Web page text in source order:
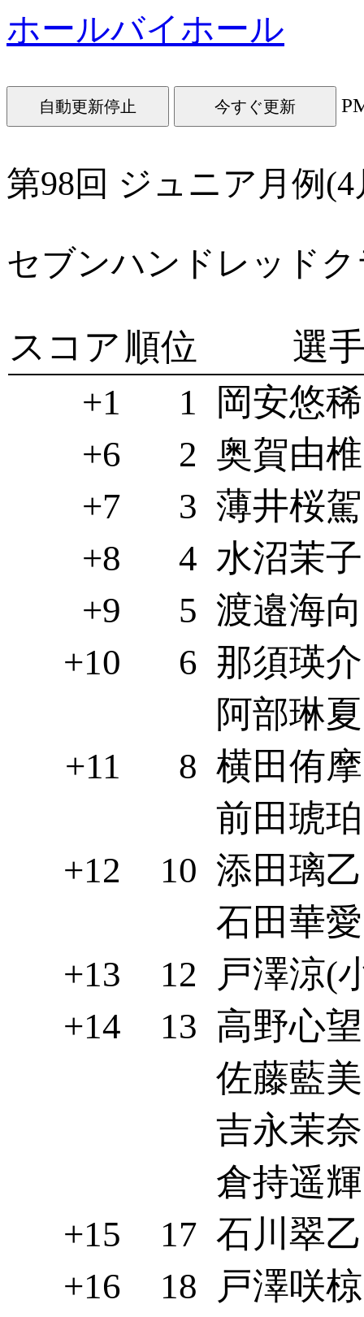
ホールバイホール
今すぐ更新
第98回 ジュニア月例(4
セブンハンドレッド
スコア 順位
選
+1
1
岡安悠
+6
2 奥賀由
+7
3 薄井桜
+8
4 水沼茉
+9
5 渡邉海
+10
6 那須瑛
阿部琳
+11
8 横田侑
前田琥
+12
10 添田璃
石田華
+13
12
戸澤涼(
+14
13 高野心
佐藤藍
吉永茉
倉持遥
+15
17 石川翠
+16
18
戸澤咲